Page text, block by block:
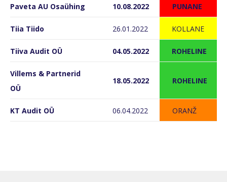
Paveta AU Osaühing 10.08.2022 PUNANE
Tiia Tiido 26.01.2022 KOLLANE
Tiiva Audit OÜ 04.05.2022 ROHELINE
Villems & Partnerid
OÜ
18.05.2022 ROHELINE
KT Audit OÜ 06.04.2022 ORANŽ